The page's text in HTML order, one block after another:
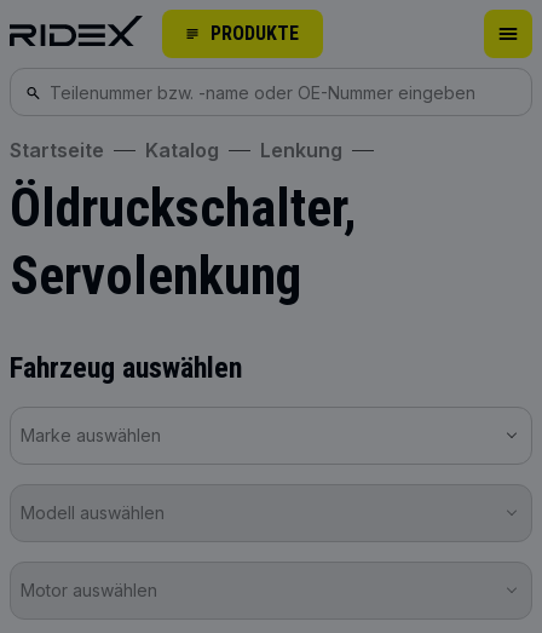
PRODUKTE
Startseite Katalog Lenkung
Öldruckschalter,
Servolenkung
Fahrzeug auswählen
Marke auswählen
Modell auswählen
Motor auswählen